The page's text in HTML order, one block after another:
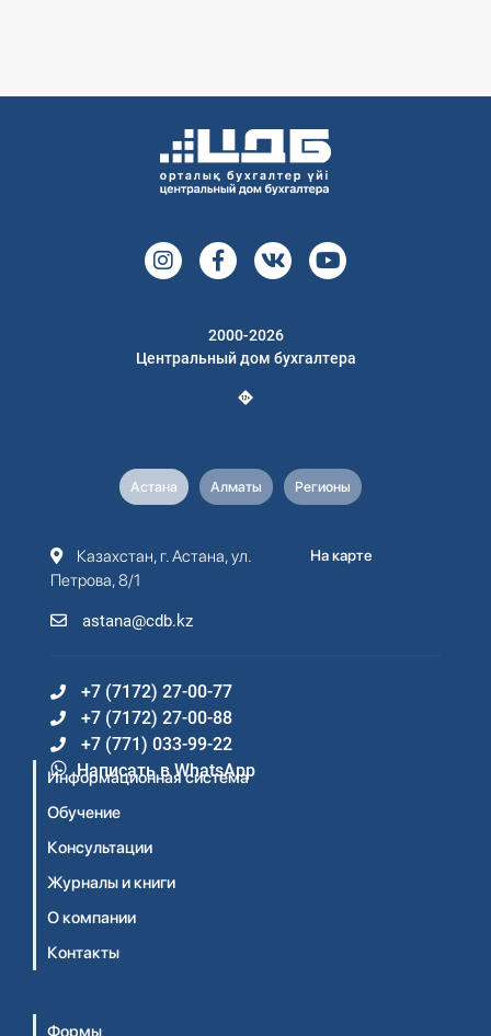
2000-2026
Центральный дом бухгалтера
Астана Алматы Регионы
Казахстан, г. Астана, ул.
Петрова, 8/1
astana@cdb.kz
На карте
+7 (7172) 27-00-77
+7 (7172) 27-00-88
+7 (771) 033-99-22
Написать в WhatsApp
Информационная система
Обучение
Консультации
Журналы и книги
О компании
Контакты
Формы